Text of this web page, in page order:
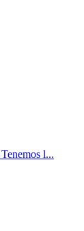
l...